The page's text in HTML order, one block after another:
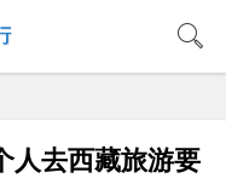
人去西藏旅游要